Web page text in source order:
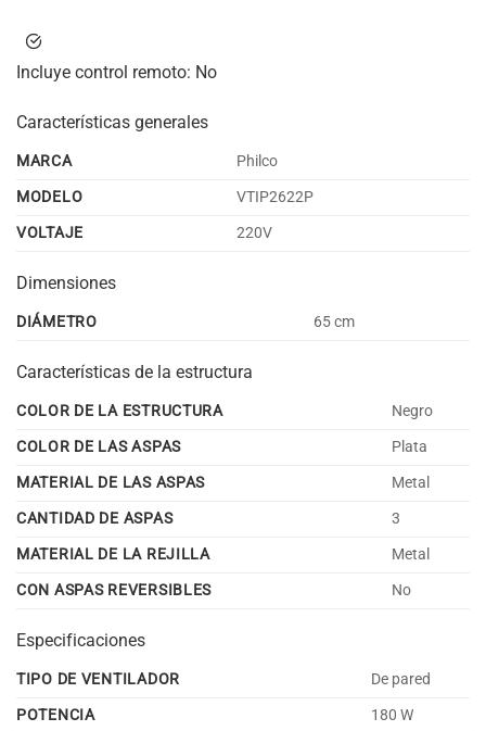
Incluye control remoto: No
Características generales
MARCA
Philco
MODELO
VTIP2622P
VOLTAJE
220V
Dimensiones
DIÁMETRO 65 cm
Características de la estructura
COLOR DE LA ESTRUCTURA
Negro
COLOR DE LAS ASPAS
Plata
MATERIAL DE LAS ASPAS
Metal
CANTIDAD DE ASPAS
3
MATERIAL DE LA REJILLA
Metal
CON ASPAS REVERSIBLES
No
Especificaciones
TIPO DE VENTILADOR
De pared
POTENCIA
180 W